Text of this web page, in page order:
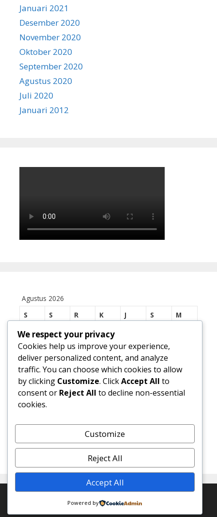
Januari 2021
Desember 2020
November 2020
Oktober 2020
September 2020
Agustus 2020
Juli 2020
Januari 2012
Agustus 2026
S
S R K J S
M
3
4 5 6 8
10
11 12 13 14 15
16
17
18 19 20 21 22
24
31
« Jul
© 2026 SMP Negeri 1 Margasari
GeneratePress
We respect your privacy
Cookies help us improve your experience,
deliver personalized content, and analyze
traffic. You can choose which cookies to allow
by clicking Customize. ClickAccept All to
consent or Reject All to decline non-essential
cookies.
Customize
Reject All
Accept All
Powered by